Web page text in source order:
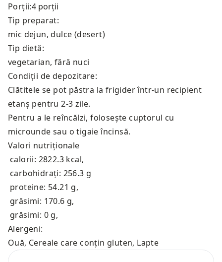
Porții:
Tip preparat:
mic dejun, dulce (desert)
Tip dietă:
vegetarian, fără nuci
Condiții de depozitare:
Clătitele se pot păstra la frigider într-un recipient
etanș pentru 2-3 zile.
Pentru a le reîncălzi, folosește cuptorul cu
microunde sau o tigaie încinsă.
Valori nutriționale
calorii: 2822.3 kcal,
carbohidrați: 256.3 g
proteine: 54.21 g,
grăsimi: 170.6 g,
grăsimi: 0 g,
Alergeni:
Ouă, Cereale care conțin gluten, Lapte